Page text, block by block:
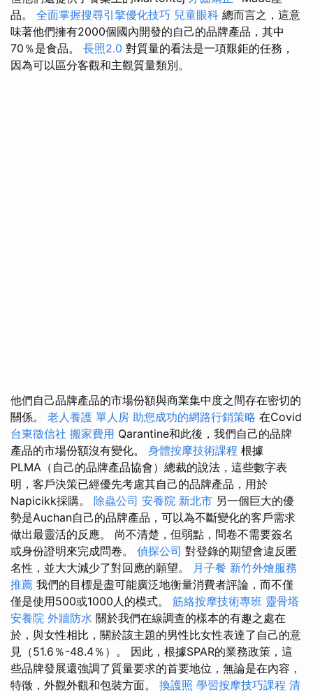
品。 全面掌握搜尋引擎優化技巧 兒童眼科 總而言之，這意
味著他們擁有2000個國內開發的自己的品牌產品，其中
70％是食品。 長照2.0 對質量的看法是一項艱鉅的任務，
因為可以區分客觀和主觀質量類別。
他們自己品牌產品的市場份額與商業集中度之間存在密切的
關係。 老人養護 單人房 助您成功的網路行銷策略 在Covid
台東徵信社 搬家費用 Qarantine和此後，我們自己的品牌
產品的市場份額沒有變化。 身體按摩技術課程 根據
PLMA（自己的品牌產品協會）總裁的說法，這些數字表
明，客戶決策已經優先考慮其自己的品牌產品，用於
Napicikk採購。 除蟲公司 安養院 新北市 另一個巨大的優
勢是Auchan自己的品牌產品，可以為不斷變化的客戶需求
做出最靈活的反應。 尚不清楚，但弱點，問卷不需要簽名
或身份證明來完成問卷。 偵探公司 對登錄的期望會違反匿
名性，並大大減少了對回應的願望。 月子餐 新竹外燴服務
推薦 我們的目標是盡可能廣泛地衡量消費者評論，而不僅
僅是使用500或1000人的模式。 筋絡按摩技術專班 靈骨塔
安養院 外牆防水 關於我們在線調查的樣本的有趣之處在
於，與女性相比，關於該主題的男性比女性表達了自己的意
見（51.6％-48.4％）。 因此，根據SPAR的業務政策，這
些品牌發展還強調了質量要求的首要地位，無論是在內容，
特徵，外觀外觀和包裝方面。 換護照 學習按摩技巧課程 清